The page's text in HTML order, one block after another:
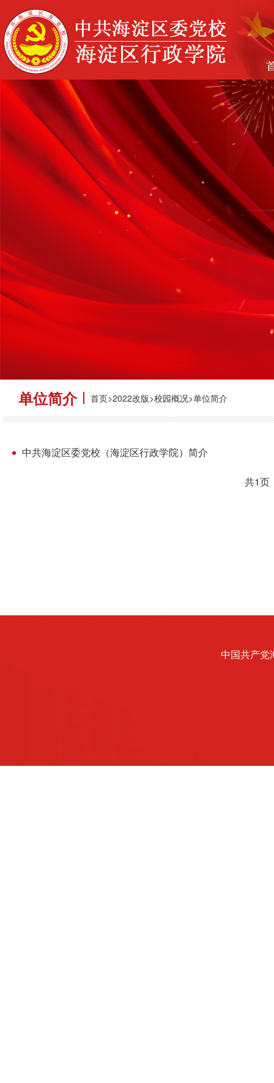
单位简介 首页>2022改版>校园概况>单位简介
中共海淀区委党校（海淀区行政学院）简介
共1页
中国共产党